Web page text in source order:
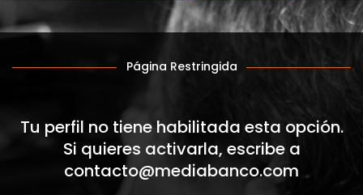
Página Restringida
Tu perfil no tiene habilitada esta opción.
Si quieres activarla, escribe a
contacto@mediabanco.com